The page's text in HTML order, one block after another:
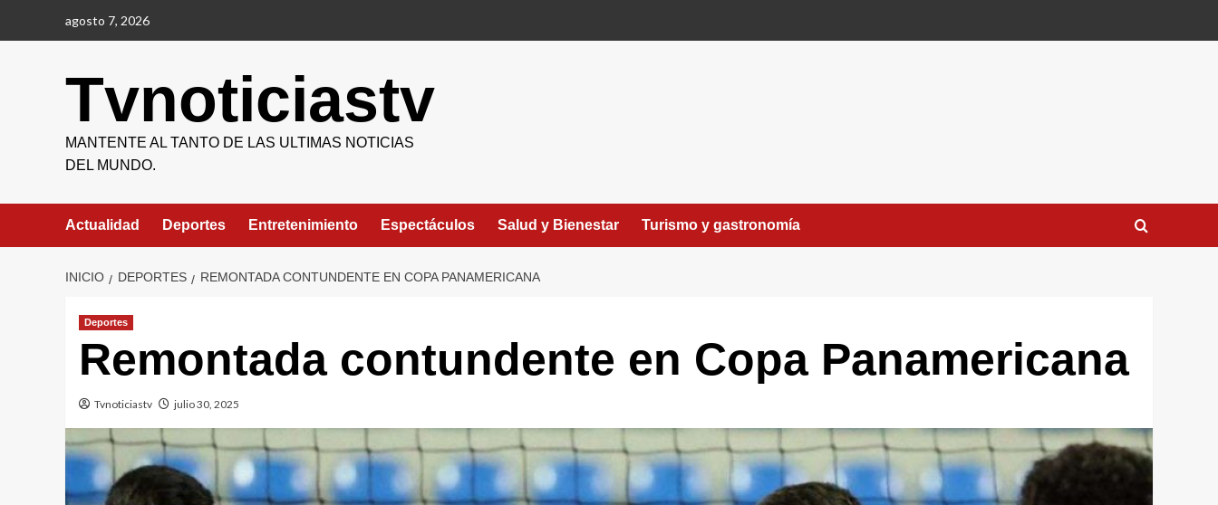
agosto 7, 2026
Tvnoticiastv
MANTENTE AL TANTO DE LAS ULTIMAS NOTICIAS
DEL MUNDO.
Actualidad Deportes Entretenimiento Espectáculos Salud y Bienestar Turismo y gastronomía
INICIO DEPORTES REMONTADA CONTUNDENTE EN COPA PANAMERICANA
Deportes
Remontada contundente en Copa Panamericana
Tvnoticiastv julio 30, 2025